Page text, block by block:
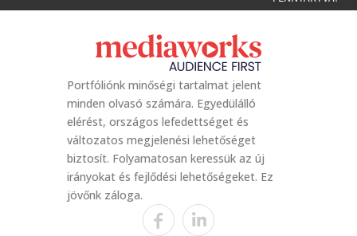
Portfóliónk minőségi tartalmat jelent
minden olvasó számára. Egyedülálló
elérést, országos lefedettséget és
változatos megjelenési lehetőséget
biztosít. Folyamatosan keressük az új
irányokat és fejlődési lehetőségeket. Ez
jövőnk záloga.